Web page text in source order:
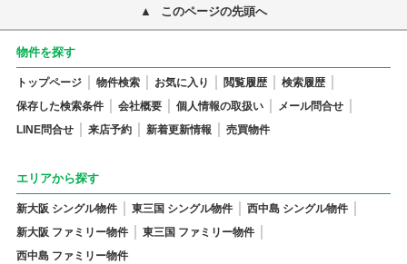
このページの先頭へ
物件を探す
トップページ 物件検索 お気に入り 閲覧履歴
検索履歴
保存した検索条件
会社概要 個人情報の取扱い
メール問合せ
LINE問合せ
来店予約 新着更新情報 売買物件
エリアから探す
新大阪 シングル物件 東三国 シングル物件
西中島 シングル物件
新大阪 ファミリー物件
東三国 ファミリー物件
西中島 ファミリー物件